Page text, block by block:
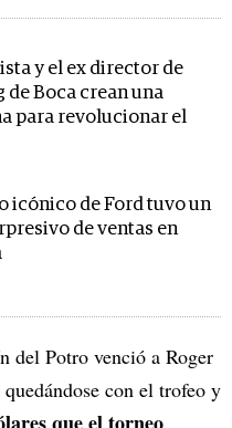
y el ex director de
de Boca crean una
para revolucionar el
icónico de Ford tuvo un
de ventas en
del Potro venció a Roger
con el trofeo y